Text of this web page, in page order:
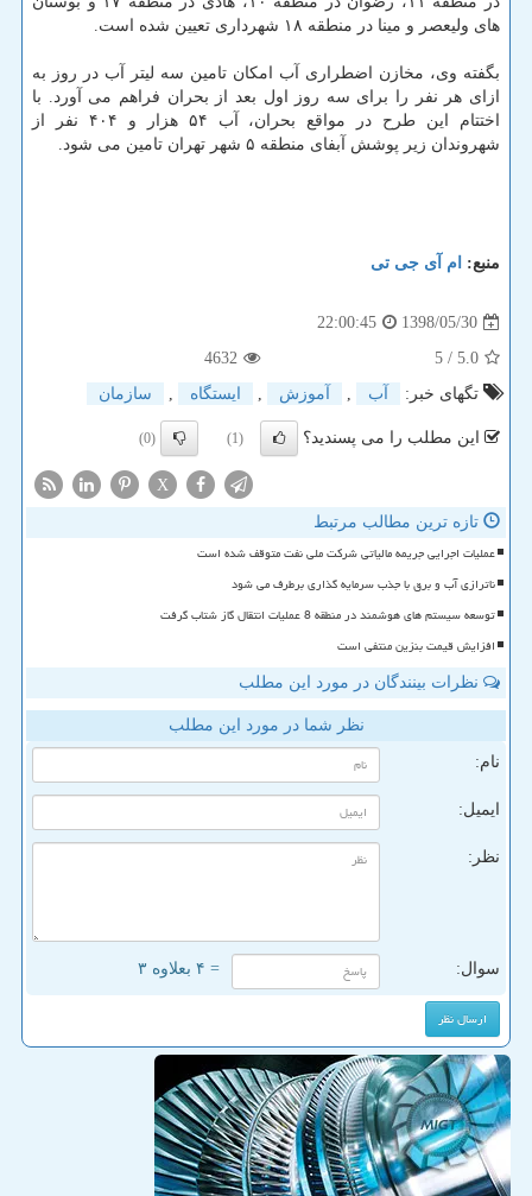
های ولیعصر و مینا در منطقه ۱۸ شهرداری تعیین شده است.
بگفته وی، مخازن اضطراری آب امكان تامین سه لیتر آب در روز به
ازای هر نفر را برای سه روز اول بعد از بحران فراهم می آورد. با
اختتام این طرح در مواقع بحران، آب ۵۴ هزار و ۴۰۴ نفر از
شهروندان زیر پوشش آبفای منطقه ۵ شهر تهران تامین می شود.
منبع: ام آی جی تی
1398/05/30
22:00:45
5.0
/ 5
4632
تگهای خبر:
آب , آموزش , ایستگاه , سازمان
این مطلب را می پسندید؟ (1)
(0)
X
تازه ترین مطالب مرتبط
عملیات اجرایی جریمه مالیاتی شرکت ملی نفت متوقف شده است
ناترازی آب و برق با جذب سرمایه گذاری برطرف می شود
توسعه سیستم های هوشمند در منطقه 8 عملیات انتقال گاز شتاب گرفت
افزایش قیمت بنزین منتفی است
نظرات بینندگان در مورد این مطلب
نظر شما در مورد این مطلب
نام:
ایمیل:
نظر:
سوال: = ۴ بعلاوه ۳